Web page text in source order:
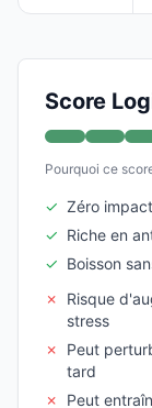
Score
Pourquoi ce
✓ Zéro
✓ Riche en
✓ Boisson
✗
Risque
stress
✗
Peut
tard
✗
Peut